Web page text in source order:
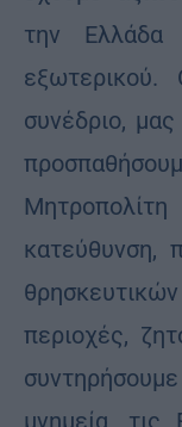
την Ελλάδα
συνέδριο,
περιοχές,